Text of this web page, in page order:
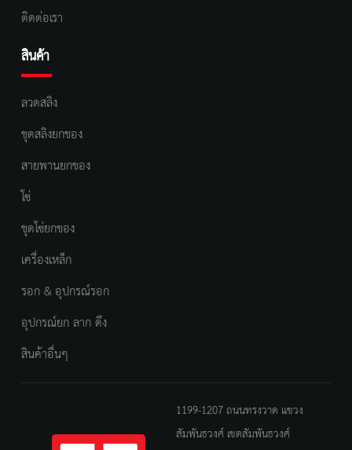
ติดต่อเรา
สินค้า
ลวดสลิง
ชุดสลิงยกของ
สายพานยกของ
โซ่
ชุดโซ่ยกของ
เครื่องเหล็ก
รอก & อุปกรณ์รอก
อุปกรณ์ยก ลาก ดึง
สินค้าอื่นๆ
1199-1207 ถนนทรงวาด แขวง
สัมพันธวงศ์ เขตสัมพันธวงศ์